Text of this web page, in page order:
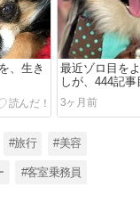
、生き
最近ゾロ目を
しが、444記
くなったこと
3ヶ月前
#旅行 #美容
#客室乗務員